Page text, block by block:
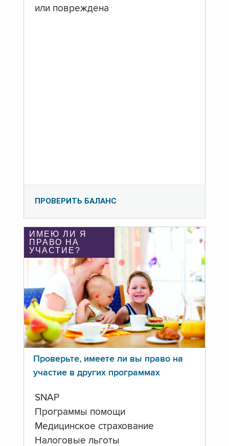
или повреждена
ПРОВЕРИТЬ БАЛАНС
ИМЕЮ ЛИ Я
ПРАВО НА
УЧАСТИЕ?
Проверьте, имеете ли вы право на
участие в других программах
SNAP
Программы помощи
Медицинское страхование
Налоговые льготы